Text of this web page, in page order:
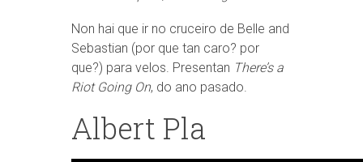
Non hai que ir no cruceiro de Belle and
Sebastian (por que tan caro? por
que?) para velos. Presentan There’s a
Riot Going On, do ano pasado.
Albert Pla